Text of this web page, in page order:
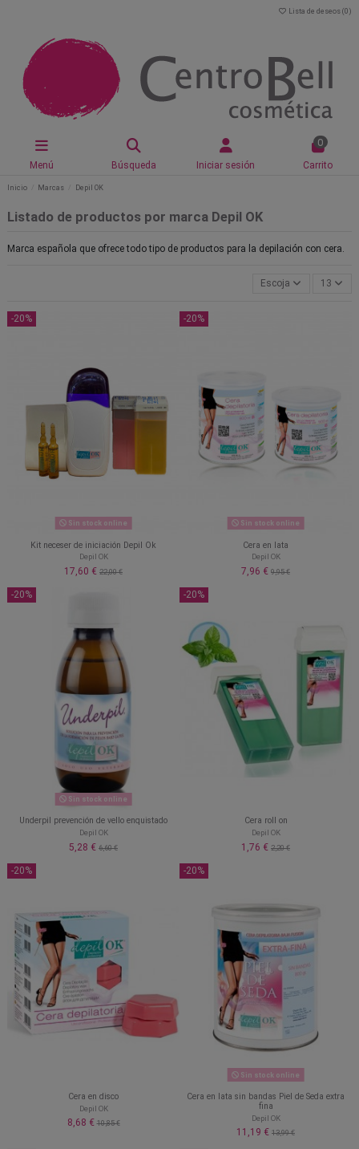
Lista de deseos (0 )
Menú Búsqueda Iniciar sesión
0
Carrito
Inicio Marcas Depil OK
Listado de productos por marca Depil OK
Marca española que ofrece todo tipo de productos para la depilación con cera.
Escoja 13
-20%
Sin stock online
Kit neceser de iniciación Depil Ok
Depil OK
17,60 € 22,00 €
-20%
Sin stock online
Cera en lata
Depil OK
7,96 € 9,95 €
-20%
Sin stock online
Underpil prevención de vello enquistado
Depil OK
5,28 € 6,60 €
-20%
Cera roll on
Depil OK
1,76 € 2,20 €
-20%
Cera en disco
Depil OK
8,68 €10,85 €
-20%
Sin stock online
Cera en lata sin bandas Piel de Seda extra
fina
Depil OK
11,19 € 13,99 €